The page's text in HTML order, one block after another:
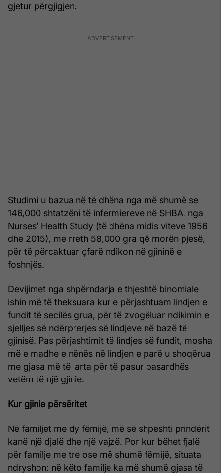
gjetur përgjigjen.
Studimi u bazua në të dhëna nga më shumë se
146,000 shtatzëni të infermiereve në SHBA, nga
Nurses’ Health Study (të dhëna midis viteve 1956
dhe 2015), me rreth 58,000 gra që morën pjesë,
për të përcaktuar çfarë ndikon në gjininë e
foshnjës.
Devijimet nga shpërndarja e thjeshtë binomiale
ishin më të theksuara kur e përjashtuam lindjen e
fundit të secilës grua, për të zvogëluar ndikimin e
sjelljes së ndërprerjes së lindjeve në bazë të
gjinisë. Pas përjashtimit të lindjes së fundit, mosha
më e madhe e nënës në lindjen e parë u shoqërua
me gjasa më të larta për të pasur pasardhës
vetëm të një gjinie.
Kur gjinia përsëritet
Në familjet me dy fëmijë, më së shpeshti prindërit
kanë një djalë dhe një vajzë. Por kur bëhet fjalë
për familje me tre ose më shumë fëmijë, situata
ndryshon: në këto familje ka më shumë gjasa të